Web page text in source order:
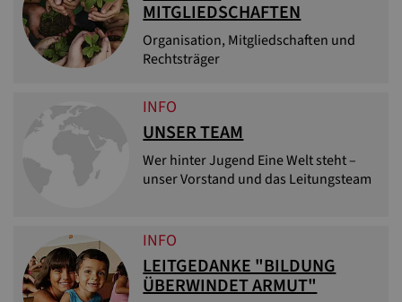
MITGLIEDSCHAFTEN
Organisation, Mitgliedschaften und
Rechtsträger
INFO
UNSER TEAM
Wer hinter Jugend Eine Welt steht –
unser Vorstand und das Leitungsteam
INFO
LEITGEDANKE "BILDUNG
ÜBERWINDET ARMUT"